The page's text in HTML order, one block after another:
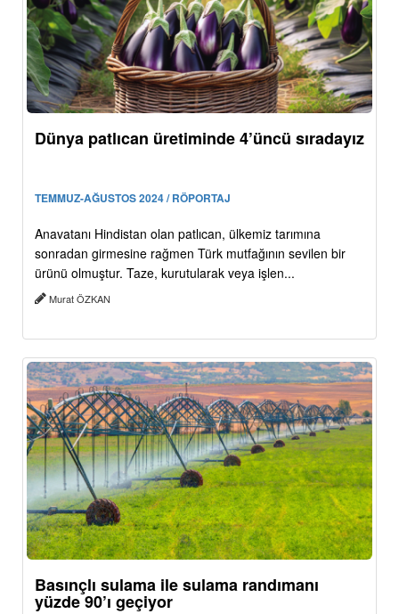
Dünya patlıcan üretiminde 4’üncü sıradayız
TEMMUZ-AĞUSTOS 2024 / RÖPORTAJ
Anavatanı Hindistan olan patlıcan, ülkemiz tarımına
sonradan girmesine rağmen Türk mutfağının sevilen bir
ürünü olmuştur. Taze, kurutularak veya işlen...
Murat ÖZKAN
Basınçlı sulama ile sulama randımanı
yüzde 90’ı geçiyor